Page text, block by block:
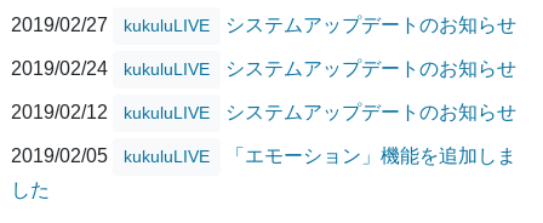
2019/02/27
kukuluLIVE システムアップデートのお知らせ
2019/02/24 kukuluLIVE システムアップデートのお知らせ
2019/02/12 kukuluLIVE システムアップデートのお知らせ
2019/02/05 kukuluLIVE
「エモーション」機能を追加しま
した